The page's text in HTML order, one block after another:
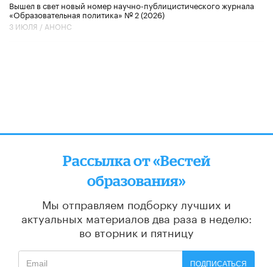
Вышел в свет новый номер научно-публицистического журнала
«Образовательная политика» № 2 (2026)
3 ИЮЛЯ / АНОНС
Рассылка от «Вестей
образования»
Мы отправляем подборку лучших и
актуальных материалов два раза в неделю:
во вторник и пятницу
ПОДПИСАТЬСЯ